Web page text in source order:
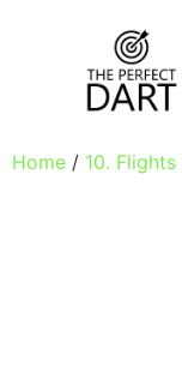
Home / 10. Flights